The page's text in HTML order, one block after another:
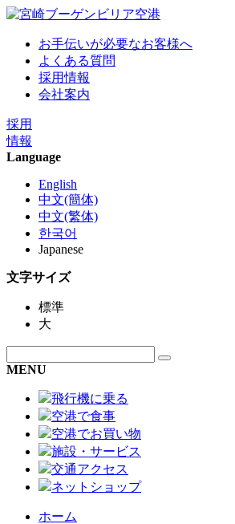
お手伝いが必要なお客様へ
よくある質問
採用情報
会社案内
採用
情報
Language
English
中文(簡体)
中文(繁体)
한국어
Japanese
文字サイズ
標準
大
MENU
飛行機に乗る
空港で食事
空港でお買い物
施設・サービス
交通アクセス
ネットショップ
ホーム